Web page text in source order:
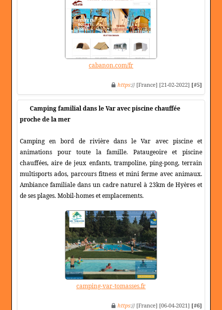
cabanon.com/fr
https:// [France] [21-02-2022] [#5]
Camping familial dans le Var avec piscine chauffée
proche de la mer
Camping en bord de rivière dans le Var avec piscine et
animations pour toute la famille. Pataugeoire et piscine
chauffées, aire de jeux enfants, trampoline, ping-pong, terrain
multisports ados, parcours fitness et mini ferme avec animaux.
Ambiance familiale dans un cadre naturel à 23km de Hyères et
de ses plages. Mobil-homes et emplacements.
camping-var-tomasses.fr
https:// [France] [06-04-2021] [#6]